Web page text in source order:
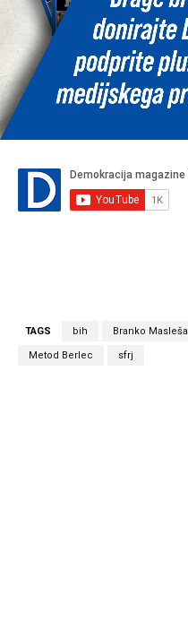
TAGS bih Branko Masleša
Metod Berlec sfrj